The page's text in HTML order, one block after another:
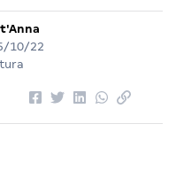
10/22